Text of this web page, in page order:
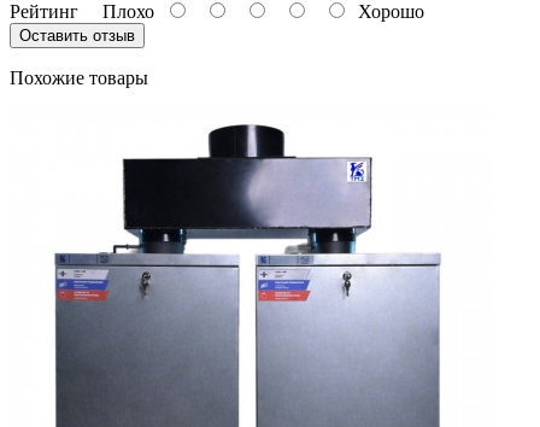
Рейтинг Плохо Хорошо
Оставить отзыв
Похожие товары